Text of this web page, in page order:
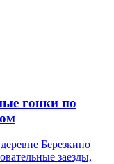
гонки по
Березкино
заезды,